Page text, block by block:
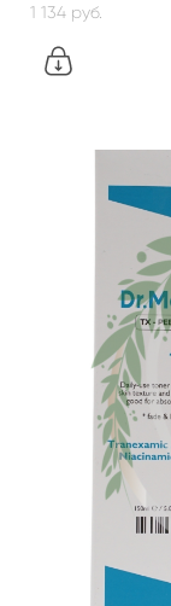
1 134 pуб.